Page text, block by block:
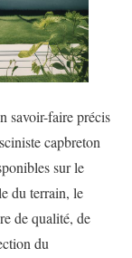
savoir-faire précis
capbreton
sur le
du terrain, le
de qualité, de
du